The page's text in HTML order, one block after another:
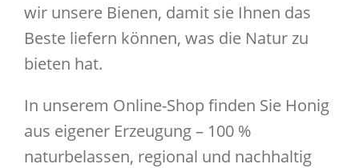
wir unsere Bienen, damit sie Ihnen das
Beste liefern können, was die Natur zu
bieten hat.
In unserem Online-Shop finden Sie Honig
aus eigener Erzeugung – 100 %
naturbelassen, regional und nachhaltig